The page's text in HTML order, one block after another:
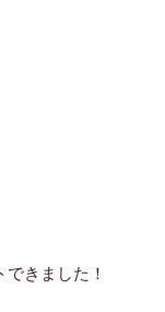
きました！